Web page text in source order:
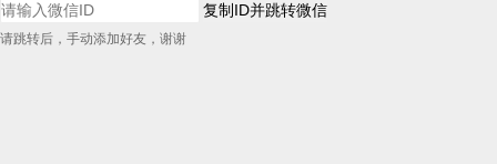
复制ID并跳转微信
请跳转后，手动添加好友，谢谢